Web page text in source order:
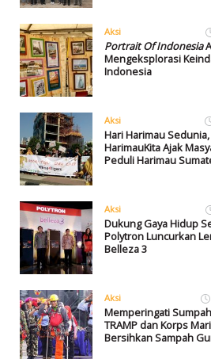
Aksi
Portrait Of Indonesia
Mengeksplorasi
Indonesia
Aksi
Hari Harimau
HarimauKita Ajak
Peduli Harimau
Aksi
Dukung Gaya Hidup
Polytron Luncurkan
Belleza 3
Aksi
Memperingati
TRAMP dan Korps
Bersihkan Sampah